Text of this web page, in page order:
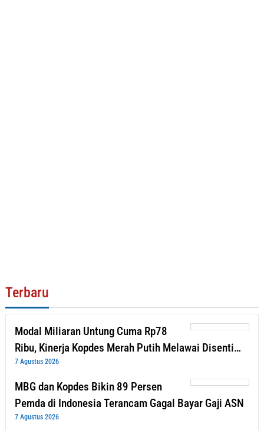
Terbaru
Modal Miliaran Untung Cuma Rp78
Ribu, Kinerja Kopdes Merah Putih Melawai Disenti…
7 Agustus 2026
MBG dan Kopdes Bikin 89 Persen
Pemda di Indonesia Terancam Gagal Bayar Gaji ASN
7 Agustus 2026